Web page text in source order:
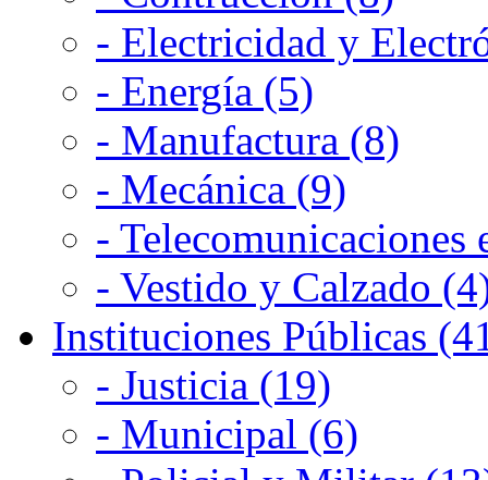
- Electricidad y
- Energía (5)
- Manufactura (8)
- Mecánica (9)
-
- Vestido y Calzado
Instituciones Públicas
- Justicia (19)
- Municipal (6)